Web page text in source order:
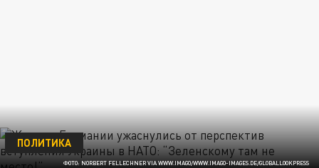
ФОТО: NORBERT FELLECHNER VIA WWW.IMAGO/WWW.IMAGO-IMAGES.DE/GLOBALLOOKPRESS
ПОЛИТИКА